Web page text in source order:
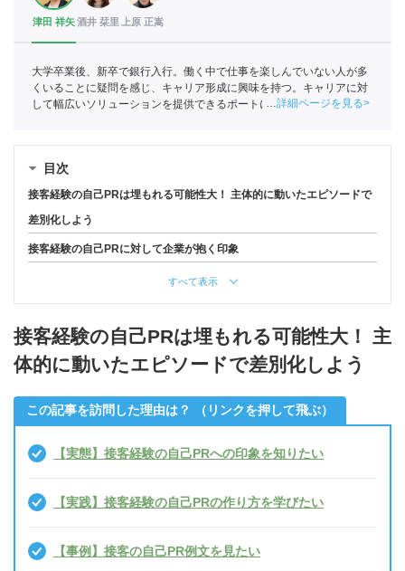
津田 祥矢酒井 栞里 上原 正嵩
大学卒業後、新卒で銀行入行。働く中で仕事を楽しんでいない人が多
くいることに疑問を感じ、キャリア形成に興味を持つ。キャリアに対
して幅広いソリューションを提供できるポートに入社し、現在はキャ
詳細ページを見る
目次
接客経験の自己PRは埋もれる可能性大！ 主体的に動いたエピソードで
差別化しよう
接客経験の自己PRに対して企業が抱く印象
すべて表示
接客経験の自己PRは埋もれる可能性大！ 主
体的に動いたエピソードで差別化しよう
この記事を訪問した理由は？ （リンクを押して飛ぶ）
【実態】接客経験の自己PRへの印象を知りたい
【実践】接客経験の自己PRの作り方を学びたい
【事例】接客の自己PR例文を見たい